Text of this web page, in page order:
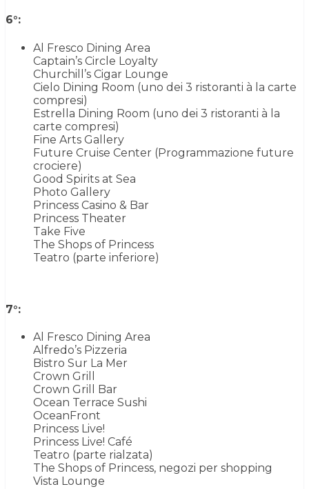
6°:
Al Fresco Dining Area
Captain’s Circle Loyalty
Churchill’s Cigar Lounge
Cielo Dining Room (uno dei 3 ristoranti à la carte
compresi)
Estrella Dining Room (uno dei 3 ristoranti à la
carte compresi)
Fine Arts Gallery
Future Cruise Center (Programmazione future
crociere)
Good Spirits at Sea
Photo Gallery
Princess Casino & Bar
Princess Theater
Take Five
The Shops of Princess
Teatro (parte inferiore)
7°:
Al Fresco Dining Area
Alfredo’s Pizzeria
Bistro Sur La Mer
Crown Grill
Crown Grill Bar
Ocean Terrace Sushi
OceanFront
Princess Live!
Princess Live! Café
Teatro (parte rialzata)
The Shops of Princess, negozi per shopping
Vista Lounge